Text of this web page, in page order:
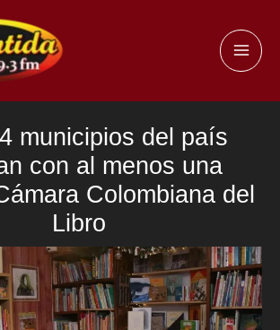
municipios del país
con al menos una
Colombiana del
Libro